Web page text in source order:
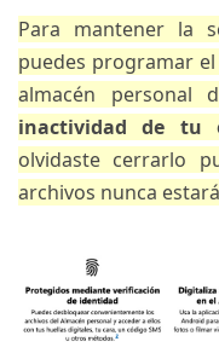
Para mantener la
puedes programar el
almacén personal
inactividad de tu
olvidaste cerrarlo
archivos nunca